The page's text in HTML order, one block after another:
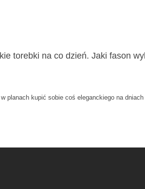
torebki na co dzień. Jaki fason
planach kupić sobie coś eleganckiego na dniach